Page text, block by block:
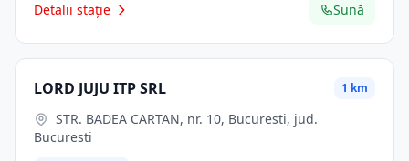
Detalii stație Sună
LORD JUJU ITP SRL 1 km
Bucuresti